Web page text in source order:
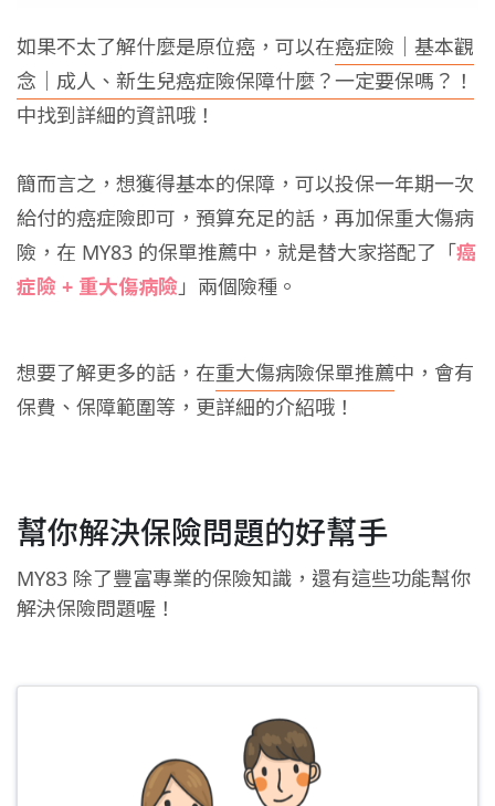
如果不太了解什麼是原位癌，可以在癌症險｜基本觀
念｜成人、新生兒癌症險保障什麼？一定要保嗎？！
中找到詳細的資訊哦！
簡而言之，想獲得基本的保障，可以投保一年期一次
給付的癌症險即可，預算充足的話，再加保重大傷病
險，在 MY83 的保單推薦中，就是替大家搭配了「癌
症險 + 重大傷病險」兩個險種。
想要了解更多的話，在重大傷病險保單推薦中，會有
保費、保障範圍等，更詳細的介紹哦！
幫你解決保險問題的好幫手
MY83 除了豐富專業的保險知識，還有這些功能幫你
解決保險問題喔！